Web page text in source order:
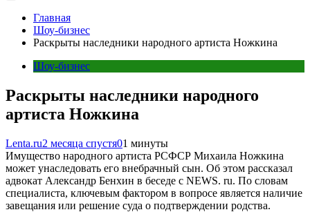
Главная
Шоу-бизнес
Раскрыты наследники народного артиста Ножкина
Шоу-бизнес
Раскрыты наследники народного
артиста Ножкина
Lenta.ru2 месяца спустя01 минуты
Имущество народного артиста РСФСР Михаила Ножкина
может унаследовать его внебрачный сын. Об этом рассказал
адвокат Александр Бенхин в беседе с NEWS. ru. По словам
специалиста, ключевым фактором в вопросе является наличие
завещания или решение суда о подтверждении родства.